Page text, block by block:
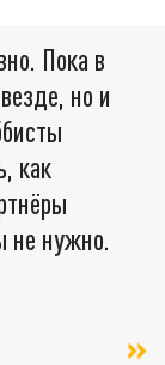
Пока в
но и
как
не нужно.